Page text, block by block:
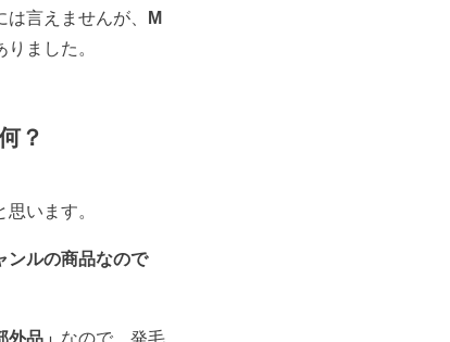
言えませんが、 M
ました。
？
います。
ンルの商品なので
外品」 なので、発毛